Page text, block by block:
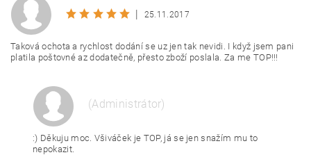
| 25.11.2017
Taková ochota a rychlost dodání se uz jen tak nevidi. I když jsem pani
platila poštovné az dodatečně, přesto zboží poslala. Za me TOP!!!
(Administrátor)
:) Děkuju moc. Všiváček je TOP, já se jen snažím mu to
nepokazit.